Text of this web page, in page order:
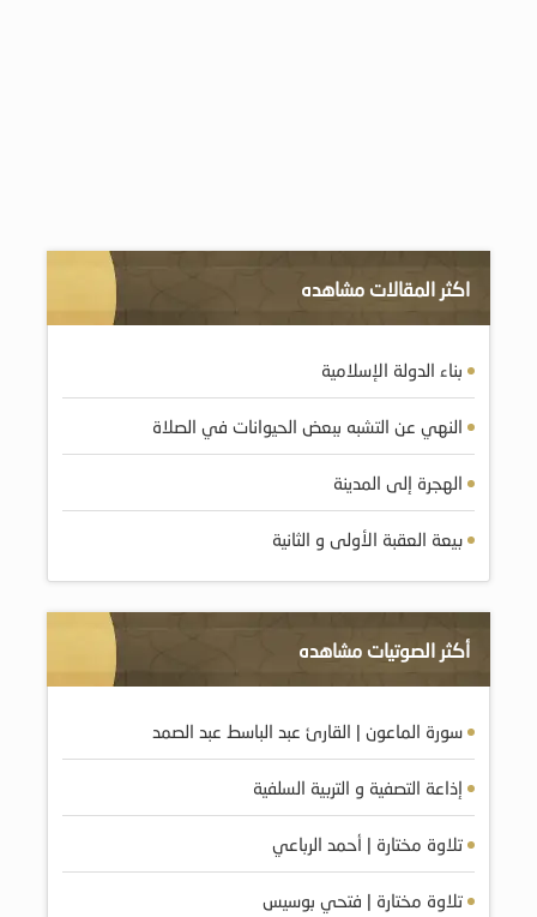
اكثر المقالات مشاهده
بناء الدولة الإسلامية
النهي عن التشبه ببعض الحيوانات في الصلاة
الهجرة إلى المدينة
بيعة العقبة الأولى و الثانية
أكثر الصوتيات مشاهده
سورة الماعون | القارئ عبد الباسط عبد الصمد
إذاعة التصفية و التربية السلفية
تلاوة مختارة | أحمد الرباعي
تلاوة مختارة | فتحي بوسيس